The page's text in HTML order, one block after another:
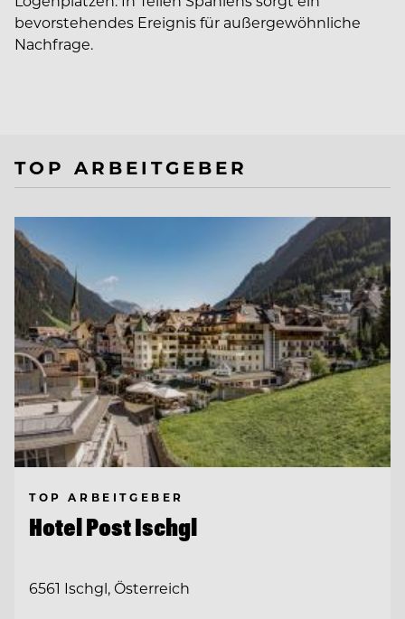
bevorstehendes Ereignis für außergewöhnliche
Nachfrage.
TOP ARBEITGEBER
TOP ARBEITGEBER
Hotel Post Ischgl
6561 Ischgl, Österreich